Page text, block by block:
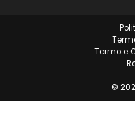
(18) 9 9729-7757
(11) 2074-5110 -
(11) 2074-5110 -